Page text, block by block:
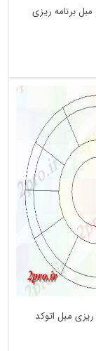
برنامه ریزی
مبل اتوکد